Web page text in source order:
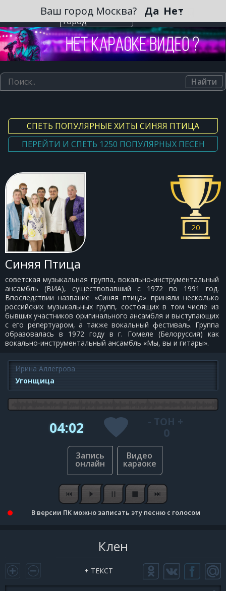
Выберите
город
Ваш город Москва? Да Нет
Найти
СПЕТЬ ПОПУЛЯРНЫЕ ХИТЫ СИНЯЯ ПТИЦА
ПЕРЕЙТИ И СПЕТЬ 1250 ПОПУЛЯРНЫХ ПЕСЕН
Синяя Птица
советская музыкальная группа, вокально-инструментальный
ансамбль (ВИА), существовавший с 1972 по 1991 год.
Впоследствии название «Синяя птица» приняли несколько
российских музыкальных групп, состоящих в том числе из
бывших участников оригинального ансамбля и выступающих
с его репертуаром, а также вокальный фестиваль. Группа
образовалась в 1972 году в г. Гомеле (Белоруссия) как
вокально-инструментальный ансамбль «Мы, вы и гитары».
20
Ирина Аллегрова
Угонщица
04:02 - ТОН +
0
В версии ПК можно записать эту песню с голосом
Клен
+ ТЕКСТ